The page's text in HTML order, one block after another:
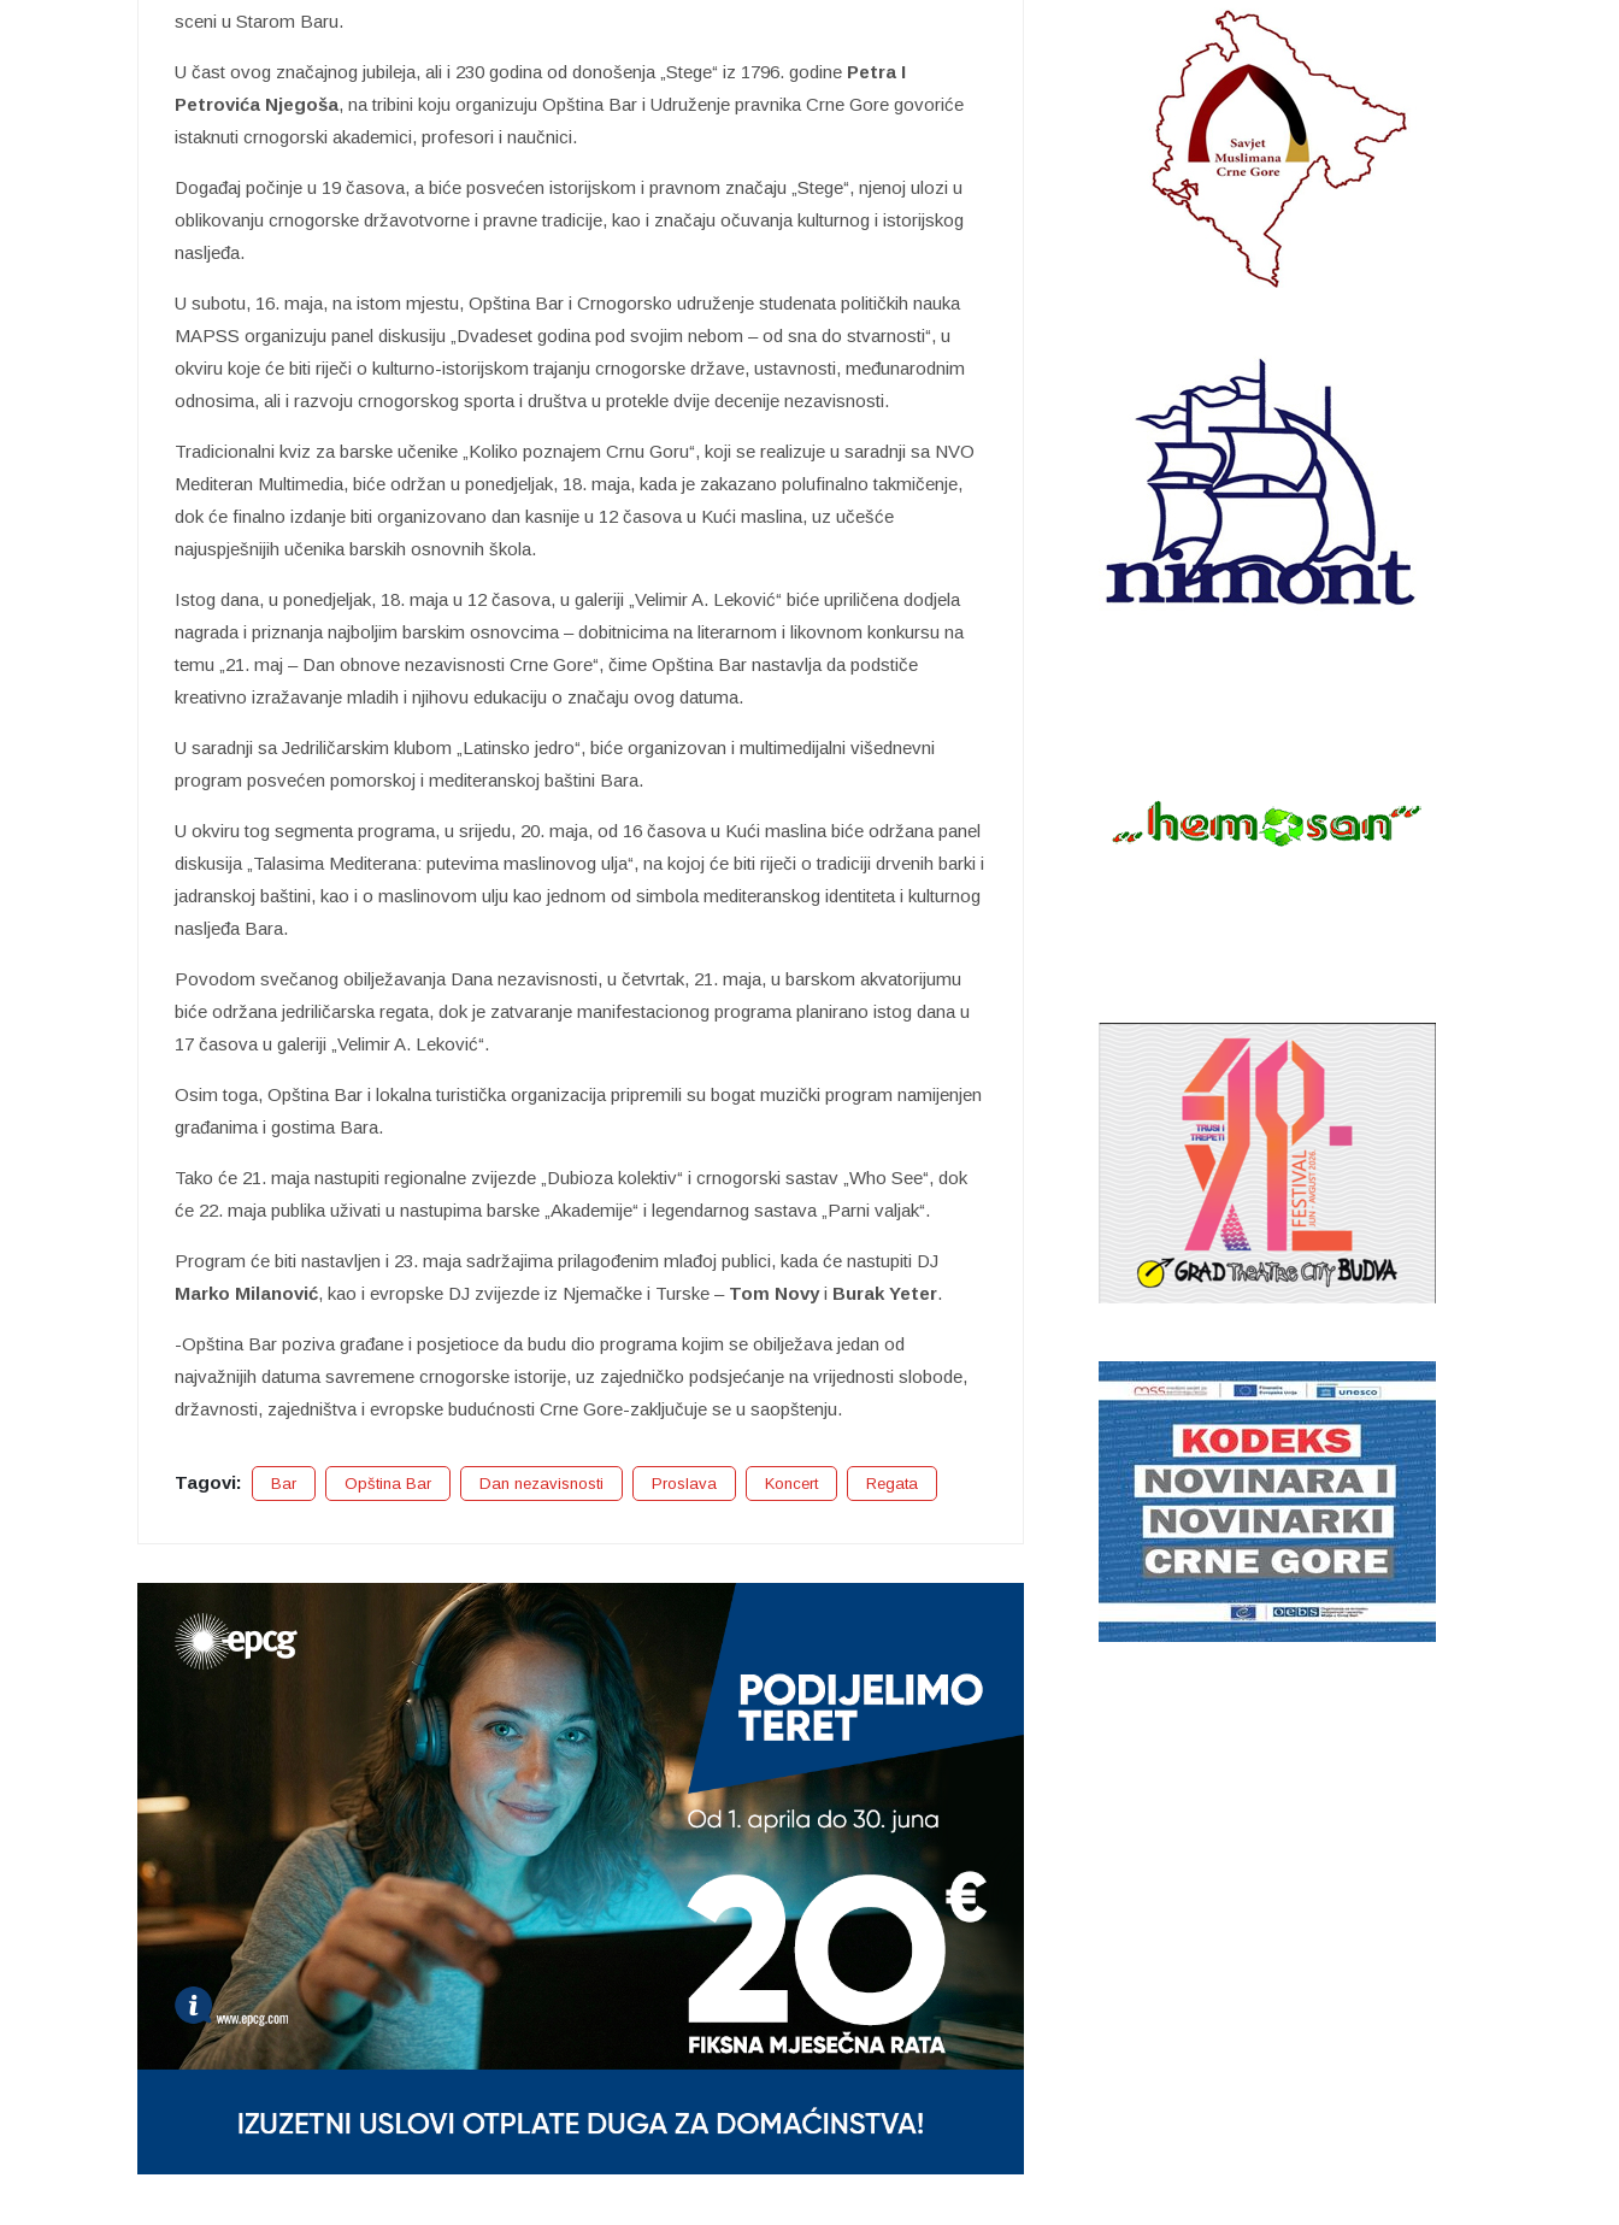
sceni u Starom Baru.
U čast ovog značajnog jubileja, ali i 230 godina od donošenja „Stege“ iz 1796. godine Petra I
Petrovića Njegoša, na tribini koju organizuju Opština Bar i Udruženje pravnika Crne Gore govoriće
istaknuti crnogorski akademici, profesori i naučnici.
Događaj počinje u 19 časova, a biće posvećen istorijskom i pravnom značaju „Stege“, njenoj ulozi u
oblikovanju crnogorske državotvorne i pravne tradicije, kao i značaju očuvanja kulturnog i istorijskog
nasljeđa.
U subotu, 16. maja, na istom mjestu, Opština Bar i Crnogorsko udruženje studenata političkih nauka
MAPSS organizuju panel diskusiju „Dvadeset godina pod svojim nebom – od sna do stvarnosti“, u
okviru koje će biti riječi o kulturno-istorijskom trajanju crnogorske države, ustavnosti, međunarodnim
odnosima, ali i razvoju crnogorskog sporta i društva u protekle dvije decenije nezavisnosti.
Tradicionalni kviz za barske učenike „Koliko poznajem Crnu Goru“, koji se realizuje u saradnji sa NVO
Mediteran Multimedia, biće održan u ponedjeljak, 18. maja, kada je zakazano polufinalno takmičenje,
dok će finalno izdanje biti organizovano dan kasnije u 12 časova u Kući maslina, uz učešće
najuspješnijih učenika barskih osnovnih škola.
Istog dana, u ponedjeljak, 18. maja u 12 časova, u galeriji „Velimir A. Leković“ biće upriličena dodjela
nagrada i priznanja najboljim barskim osnovcima – dobitnicima na literarnom i likovnom konkursu na
temu „21. maj – Dan obnove nezavisnosti Crne Gore“, čime Opština Bar nastavlja da podstiče
kreativno izražavanje mladih i njihovu edukaciju o značaju ovog datuma.
U saradnji sa Jedriličarskim klubom „Latinsko jedro“, biće organizovan i multimedijalni višednevni
program posvećen pomorskoj i mediteranskoj baštini Bara.
U okviru tog segmenta programa, u srijedu, 20. maja, od 16 časova u Kući maslina biće održana panel
diskusija „Talasima Mediterana: putevima maslinovog ulja“, na kojoj će biti riječi o tradiciji drvenih barki i
jadranskoj baštini, kao i o maslinovom ulju kao jednom od simbola mediteranskog identiteta i kulturnog
nasljeđa Bara.
Povodom svečanog obilježavanja Dana nezavisnosti, u četvrtak, 21. maja, u barskom akvatorijumu
biće održana jedriličarska regata, dok je zatvaranje manifestacionog programa planirano istog dana u
17 časova u galeriji „Velimir A. Leković“.
Osim toga, Opština Bar i lokalna turistička organizacija pripremili su bogat muzički program namijenjen
građanima i gostima Bara.
Tako će 21. maja nastupiti regionalne zvijezde „Dubioza kolektiv“ i crnogorski sastav „Who See“, dok
će 22. maja publika uživati u nastupima barske „Akademije“ i legendarnog sastava „Parni valjak“.
Program će biti nastavljen i 23. maja sadržajima prilagođenim mlađoj publici, kada će nastupiti DJ
Marko Milanović, kao i evropske DJ zvijezde iz Njemačke i Turske – Tom Novyi Burak Yeter.
-Opština Bar poziva građane i posjetioce da budu dio programa kojim se obilježava jedan od
najvažnijih datuma savremene crnogorske istorije, uz zajedničko podsjećanje na vrijednosti slobode,
državnosti, zajedništva i evropske budućnosti Crne Gore-zaključuje se u saopštenju.
Tagovi: Bar Opština Bar Dan nezavisnosti Proslava Koncert Regata